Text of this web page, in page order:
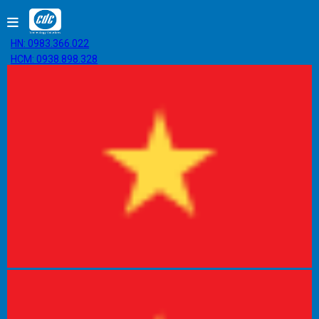
HN: 0983.366.022
HCM: 0938.898.328